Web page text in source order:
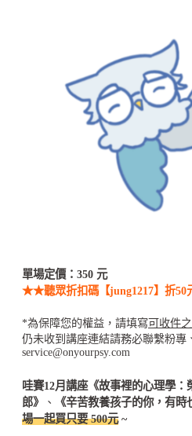
單場定價：350 元
★★聽眾折扣碼【jung1217】折50
*為保障您的權益，請填寫可收件
仍未收到講座連結請務必聯繫粉專
service@onyourpsy.com
哇賽12月講座《故事裡的心理學：
郎》
、 《辛苦教養孩子的你，有時
場一起買只要 500元~